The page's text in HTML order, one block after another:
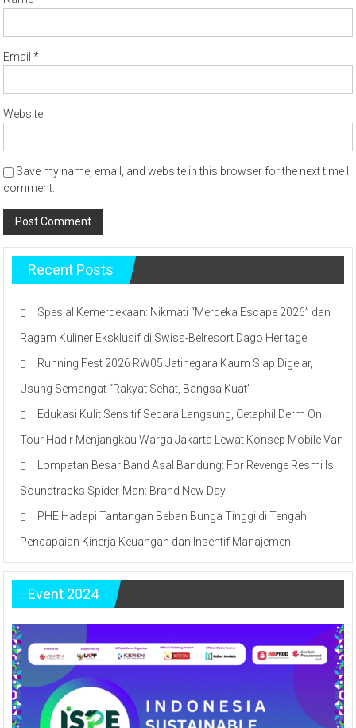
Email*
Website
Save my name, email, and website in this browser for the next time I
comment.
Recent Posts
Spesial Kemerdekaan: Nikmati “Merdeka Escape 2026” dan
Ragam Kuliner Eksklusif di Swiss-Belresort Dago Heritage
Running Fest 2026 RW05 Jatinegara Kaum Siap Digelar,
Usung Semangat “Rakyat Sehat, Bangsa Kuat”
Edukasi Kulit Sensitif Secara Langsung, Cetaphil Derm On
Tour Hadir Menjangkau Warga Jakarta Lewat Konsep Mobile Van
Lompatan Besar Band Asal Bandung: For Revenge Resmi Isi
Soundtracks Spider-Man: Brand New Day
PHE Hadapi Tantangan Beban Bunga Tinggi di Tengah
Pencapaian Kinerja Keuangan dan Insentif Manajemen
Event 2024